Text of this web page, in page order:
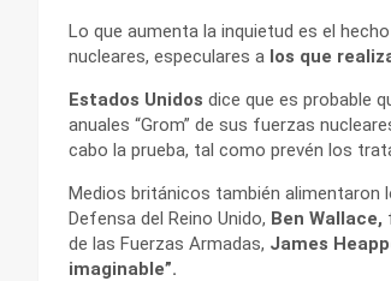
Lo que aumenta la inquietud es el
nucleares, especulares a los que
Estados Unidos dice que es probable
anuales “Grom” de sus fuerzas
cabo la prueba, tal como prevén los
Medios británicos también alimentaron
Defensa del Reino Unido, Ben Wallace,
de las Fuerzas Armadas, James
imaginable”.